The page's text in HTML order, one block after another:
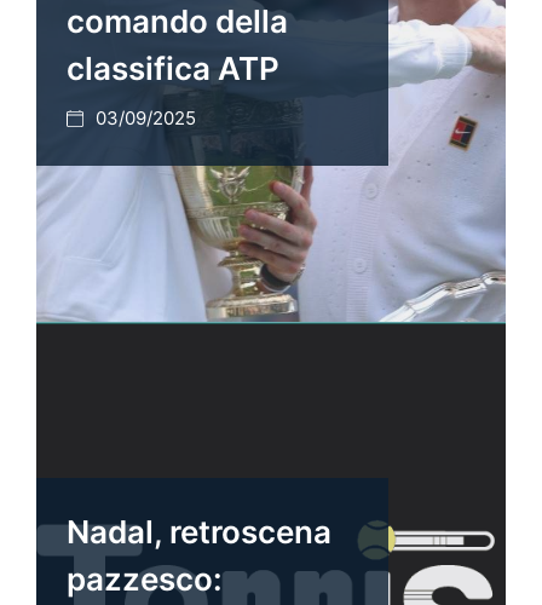
comando della
classifica ATP
03/09/2025
Nadal, retroscena
pazzesco: